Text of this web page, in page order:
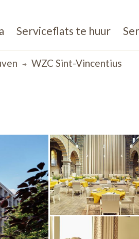
Serviceflats te huur
WZC Sint-Vincentius